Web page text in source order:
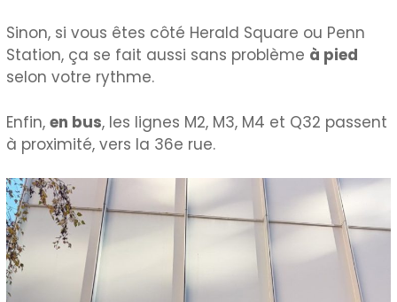
Sinon, si vous êtes côté Herald Square ou Penn
Station, ça se fait aussi sans problème à pied
selon votre rythme.
Enfin,en bus, les lignes M2, M3, M4 et Q32 passent
à proximité, vers la 36e rue.